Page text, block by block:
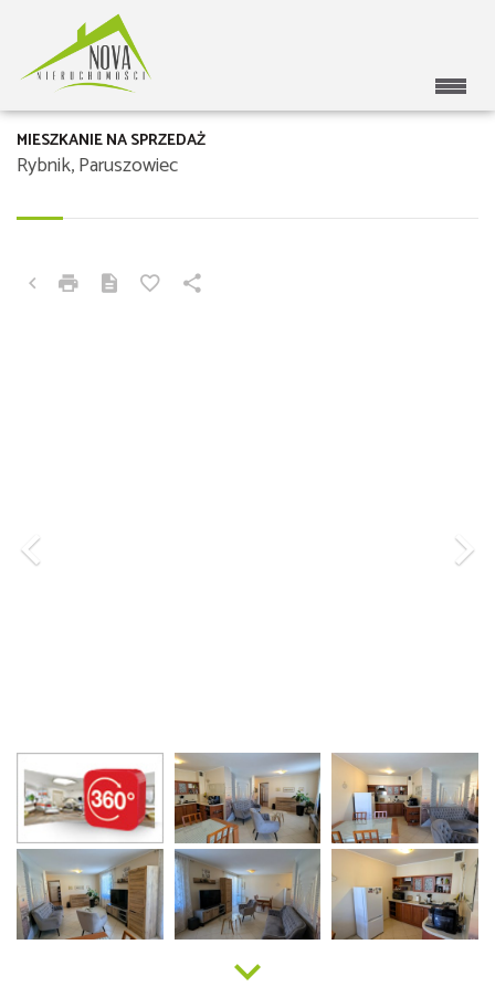
Rybnik, Paruszowiec
MIESZKANIE NA SPRZEDAŻ